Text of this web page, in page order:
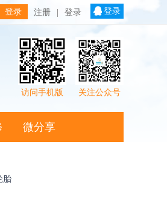
注册 登录 登录
关注公众号
访问手机版
微分享
胎